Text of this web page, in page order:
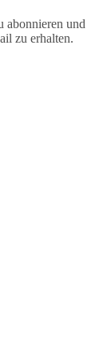
abonnieren und
zu erhalten.